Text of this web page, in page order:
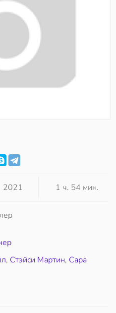
2021 1 ч. 54 мин.
, Стэйси Мартин, Сара